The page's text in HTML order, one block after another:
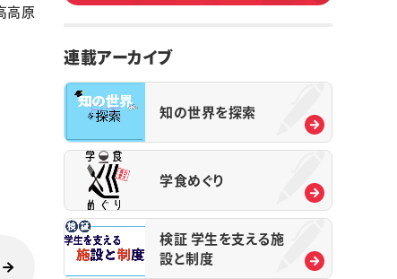
高原
連載アーカイブ
知の世界を探索
学食めぐり
検証 学生を支える施
設と制度